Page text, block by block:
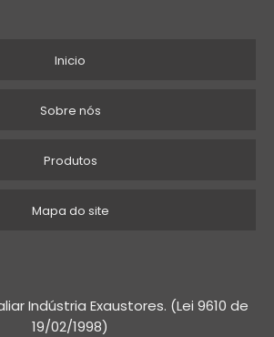
PEQUENO
PORTÁTIL
ELETROCENTROS
Inicio
Sobre nós
Produtos
Mapa do site
Indústria Exaustores. (Lei 9610 de
19/02/1998)